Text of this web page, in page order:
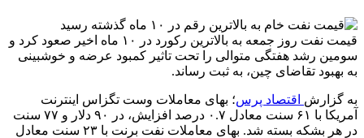
قیمت نفت روز جمعه به بالاترین رکورد در ۱۰ ماه اخیر صعود کرد و
سومین رشد هفتگی متوالی را تحت تاثیر کمبود عرضه و خوشبینی
به بهبود تقاضای چین، به ثبت رساند.
به گزارش اقتصاد پرس؛ بهای معاملات وست تگزاس اینترنت
آمریکا با ۶۱ سنت معادل ۰.۷ درصد افزایش، در ۹۰ دلار و ۷۷ سنت
در هر بشکه بسته شد. بهای معاملات نفت برنت با ۲۳ سنت معادل